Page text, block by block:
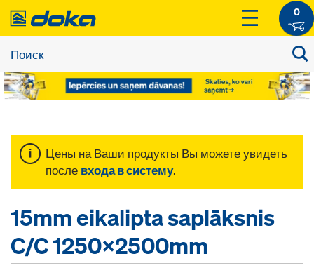
0
Цены на Ваши продукты Вы можете увидеть
после входа в систему.
15mm eikalipta saplāksnis
C/C 1250x2500mm